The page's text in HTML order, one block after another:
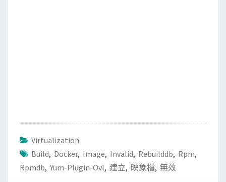
Virtualization
Build, Docker, Image, Invalid, Rebuilddb, Rpm,
Rpmdb,Yum-Plugin-Ovl, 建立, 映象檔, 無效